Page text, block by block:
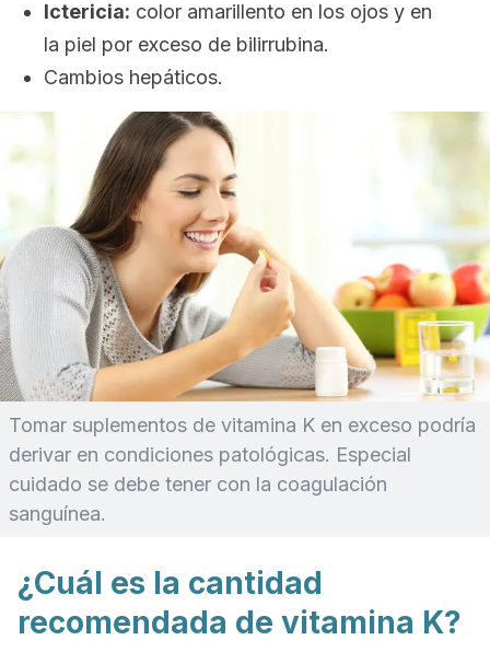
Ictericia: color amarillento en los ojos y en
la piel por exceso de bilirrubina.
Cambios hepáticos.
Tomar suplementos de vitamina K en exceso podría
derivar en condiciones patológicas. Especial
cuidado se debe tener con la coagulación
sanguínea.
¿Cuál es la cantidad
recomendada de vitamina K?